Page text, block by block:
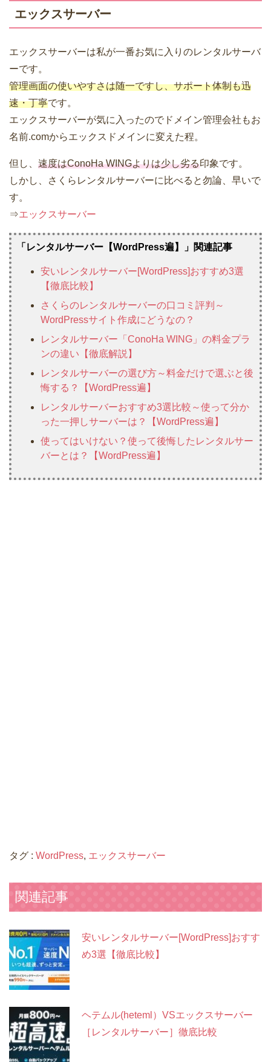
エックスサーバー
エックスサーバーは私が一番お気に入りのレンタルサーバ
ーです。
管理画面の使いやすさは随一ですし、サポート体制も迅
速・丁寧です。
エックスサーバーが気に入ったのでドメイン管理会社もお
名前.comからエックスドメインに変えた程。
但し、 速度はConoHa WINGよりは少し劣る印象です。
しかし、さくらレンタルサーバーに比べると勿論、早いで
す。
⇒エックスサーバー
「レンタルサーバー【WordPress遍】」関連記事
安いレンタルサーバー[WordPress]おすすめ3選
【徹底比較】
さくらのレンタルサーバーの口コミ評判～
WordPressサイト作成にどうなの？
レンタルサーバー「ConoHa WING」の料金プラ
ンの違い【徹底解説】
レンタルサーバーの選び方～料金だけで選ぶと後
悔する？【WordPress遍】
レンタルサーバーおすすめ3選比較～使って分か
った一押しサーバーは？【WordPress遍】
使ってはいけない？使って後悔したレンタルサー
バーとは？【WordPress遍】
タグ : WordPress, エックスサーバー
関連記事
安いレンタルサーバー[WordPress]おすす
め3選【徹底比較】
ヘテムル(heteml）VSエックスサーバー
［レンタルサーバー］徹底比較